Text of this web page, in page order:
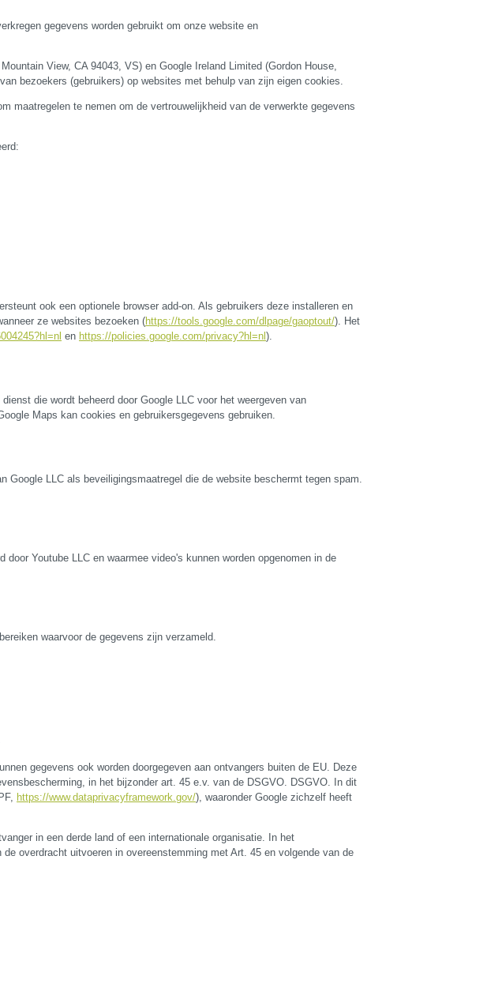
gegevens worden gebruikt om onze website en
View, CA 94043, VS) en Google Ireland Limited (Gordon House,
bezoekers (gebruikers) op websites met behulp van zijn eigen cookies.
maatregelen te nemen om de vertrouwelijkheid van de verwerkte gegevens
ook een optionele browser add-on. Als gebruikers deze installeren en
ze websites bezoeken (https://tools.google.com/dlpage/gaoptout/). Het
en https://policies.google.com/privacy?hl=nl ).
die wordt beheerd door Google LLC voor het weergeven van
Maps kan cookies en gebruikersgegevens gebruiken.
LLC als beveiligingsmaatregel die de website beschermt tegen spam.
Youtube LLC en waarmee video's kunnen worden opgenomen in de
waarvoor de gegevens zijn verzameld.
gegevens ook worden doorgegeven aan ontvangers buiten de EU. Deze
in het bijzonder art. 45 e.v. van de DSGVO. DSGVO. In dit
https://www.dataprivacyframework.gov/), waaronder Google zichzelf heeft
in een derde land of een internationale organisatie. In het
overdracht uitvoeren in overeenstemming met Art. 45 en volgende van de